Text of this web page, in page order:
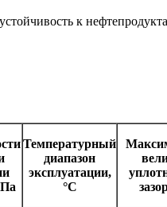
к
Температурный
диапазон
эксплуатации,
°С